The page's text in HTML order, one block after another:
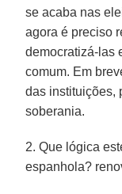
se acaba nas
agora é preciso
democratizá-las
comum. Em
das instituições,
soberania.
2. Que lógica
espanhola?